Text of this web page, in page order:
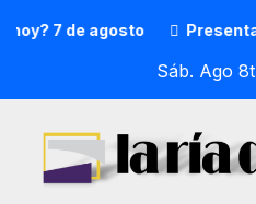
agosto Presentación
Sáb. Ago